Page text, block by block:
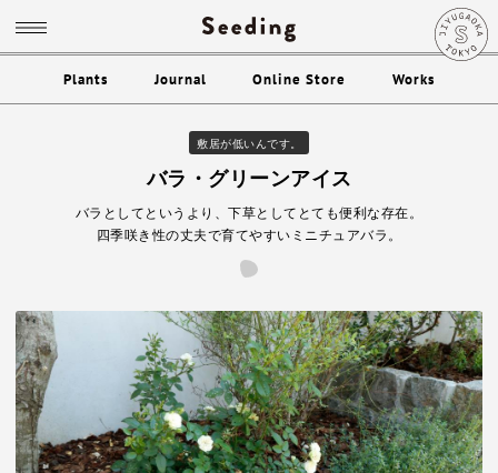
Plants Journal Online Store Works
敷居が低いんです。
バラ・グリーンアイス
バラとしてというより、下草としてとても便利な存在。
四季咲き性の丈夫で育てやすいミニチュアバラ。